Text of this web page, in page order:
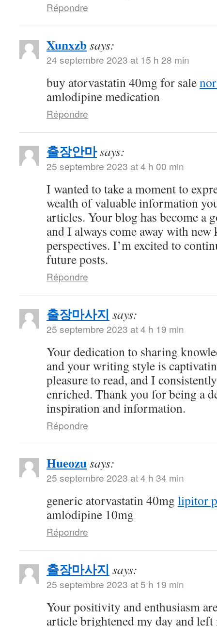
Répondre
Xunxzbsays:
24 septembre 2023 at 15 h 28 min
buy atorvastatin 40mg for sale
amlodipine medication
Répondre
출장안마says:
25 septembre 2023 at 4 h 00 min
I wanted to take a moment to
wealth of valuable information
articles. Your blog has become a
and I always come away with
perspectives. I’m excited to
future posts.
Répondre
출장마사지 says:
25 septembre 2023 at 4 h 19 min
Your dedication to sharing
and your writing style is
pleasure to read, and I
enriched. Thank you for being a
inspiration and information.
Répondre
Hueozusays:
25 septembre 2023 at 4 h 34 min
generic atorvastatin 40mg lipitor
amlodipine 10mg
Répondre
출장마사지 says:
25 septembre 2023 at 5 h 19 min
Your positivity and enthusiasm
article brightened my day and